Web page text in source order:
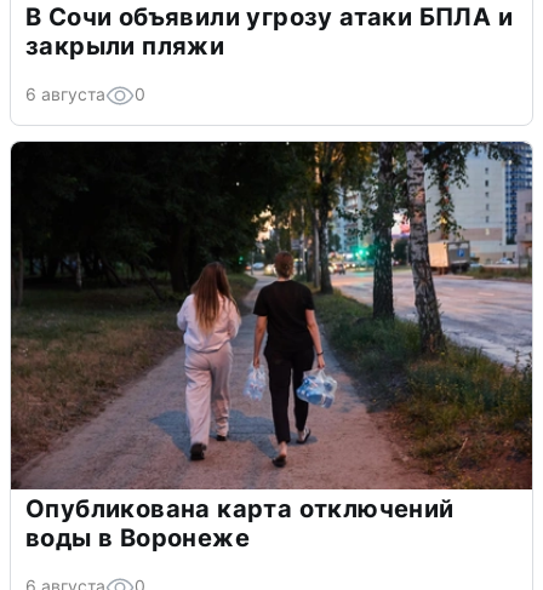
В Сочи объявили угрозу атаки БПЛА и
закрыли пляжи
6 августа 0
Опубликована карта отключений
воды в Воронеже
6 августа 0